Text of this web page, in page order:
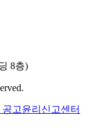
8층)
공고윤리신고센터